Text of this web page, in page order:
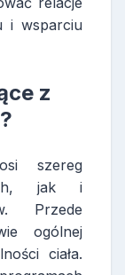
i wsparciu
z
szereg
jak i
Przede
ogólnej
ciała.